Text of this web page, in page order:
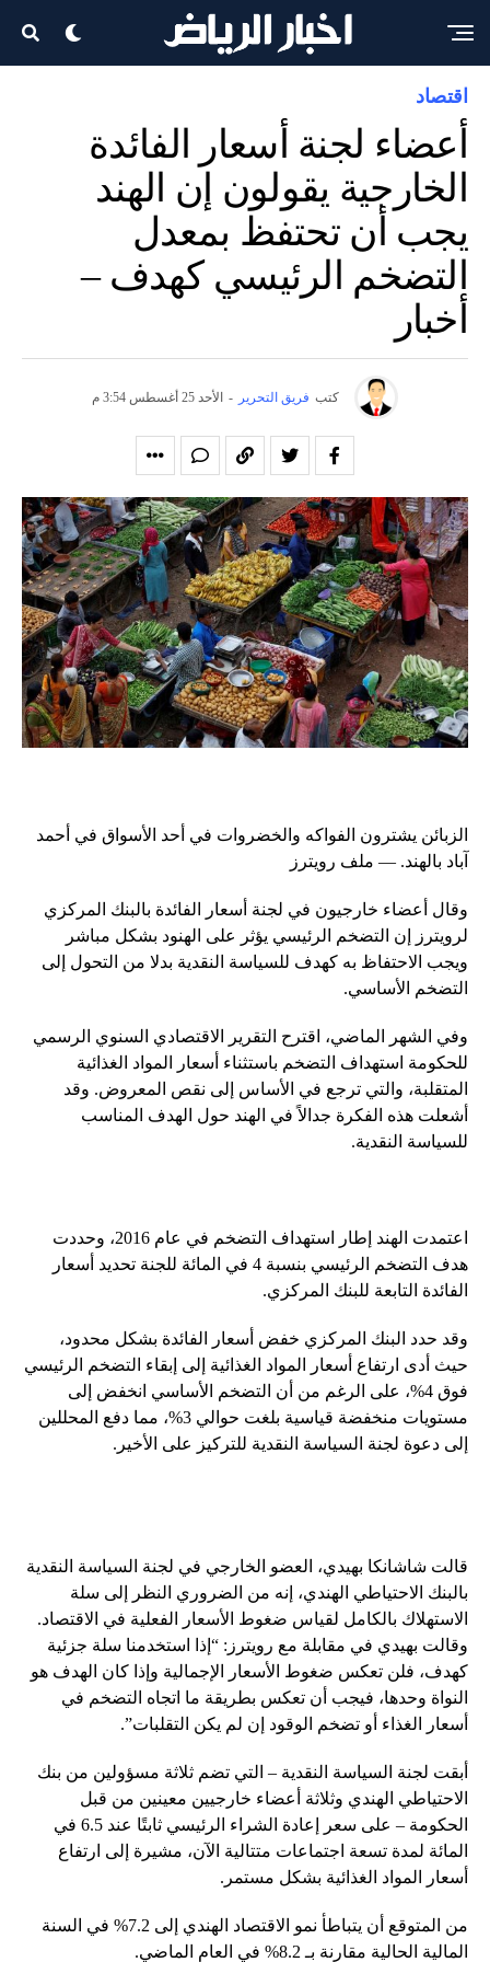
اقتصاد
أعضاء لجنة أسعار الفائدة
الخارجية يقولون إن الهند
يجب أن تحتفظ بمعدل
التضخم الرئيسي كهدف –
أخبار
كتب فريق التحرير - الأحد 25 أغسطس 3:54 م
الزبائن يشترون الفواكه والخضروات في أحد الأسواق في أحمد
آباد بالهند. — ملف رويترز
وقال أعضاء خارجيون في لجنة أسعار الفائدة بالبنك المركزي
لرويترز إن التضخم الرئيسي يؤثر على الهنود بشكل مباشر
ويجب الاحتفاظ به كهدف للسياسة النقدية بدلا من التحول إلى
التضخم الأساسي.
وفي الشهر الماضي، اقترح التقرير الاقتصادي السنوي الرسمي
للحكومة استهداف التضخم باستثناء أسعار المواد الغذائية
المتقلبة، والتي ترجع في الأساس إلى نقص المعروض. وقد
أشعلت هذه الفكرة جدالاً في الهند حول الهدف المناسب
للسياسة النقدية.
اعتمدت الهند إطار استهداف التضخم في عام 2016، وحددت
هدف التضخم الرئيسي بنسبة 4 في المائة للجنة تحديد أسعار
الفائدة التابعة للبنك المركزي.
وقد حدد البنك المركزي خفض أسعار الفائدة بشكل محدود،
حيث أدى ارتفاع أسعار المواد الغذائية إلى إبقاء التضخم الرئيسي
فوق 4%، على الرغم من أن التضخم الأساسي انخفض إلى
مستويات منخفضة قياسية بلغت حوالي 3%، مما دفع المحللين
إلى دعوة لجنة السياسة النقدية للتركيز على الأخير.
قالت شاشانكا بهيدي، العضو الخارجي في لجنة السياسة النقدية
بالبنك الاحتياطي الهندي، إنه من الضروري النظر إلى سلة
الاستهلاك بالكامل لقياس ضغوط الأسعار الفعلية في الاقتصاد.
وقالت بهيدي في مقابلة مع رويترز: “إذا استخدمنا سلة جزئية
كهدف، فلن تعكس ضغوط الأسعار الإجمالية وإذا كان الهدف هو
النواة وحدها، فيجب أن تعكس بطريقة ما اتجاه التضخم في
أسعار الغذاء أو تضخم الوقود إن لم يكن التقلبات”.
أبقت لجنة السياسة النقدية – التي تضم ثلاثة مسؤولين من بنك
الاحتياطي الهندي وثلاثة أعضاء خارجيين معينين من قبل
الحكومة – على سعر إعادة الشراء الرئيسي ثابتًا عند 6.5 في
المائة لمدة تسعة اجتماعات متتالية الآن، مشيرة إلى ارتفاع
أسعار المواد الغذائية بشكل مستمر.
من المتوقع أن يتباطأ نمو الاقتصاد الهندي إلى 7.2% في السنة
المالية الحالية مقارنة بـ 8.2% في العام الماضي.